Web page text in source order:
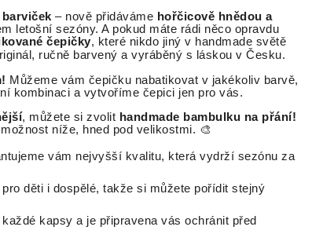
– nově přidáváme hořčicově hnědou a
letošní sezóny. A pokud máte rádi něco opravdu
čepičky, které nikdo jiný v handmade světě
ručně barvený a vyráběný s láskou v Česku.
Můžeme vám čepičku nabatikovat v jakékoliv barvě,
kombinaci a vytvoříme čepici jen pro vás.
, můžete si zvolit handmade bambulku na přání!
níže, hned pod velikostmi. 🎨
vám nejvyšší kvalitu, která vydrží sezónu za
pro děti i dospělé, takže si můžete pořídit stejný
kapsy a je připravena vás ochránit před